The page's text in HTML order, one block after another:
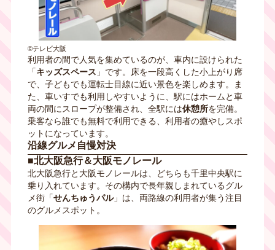
©テレビ大阪
利用者の間で人気を集めているのが、車内に設けられた
「キッズスペース 」です。床を一段高くした小上がり席
で、子どもでも運転士目線に近い景色を楽しめます。ま
た、車いすでも利用しやすいように、駅にはホームと車
両の間にスロープが整備され、全駅には休憩所を完備。
乗客なら誰でも無料で利用できる、利用者の癒やしスポ
ットになっています。
沿線グルメ自慢対決
■北大阪急行＆大阪モノレール
北大阪急行と大阪モノレールは、どちらも千里中央駅に
乗り入れています。その構内で長年親しまれているグル
メ街「せんちゅうパル」は、両路線の利用者が集う注目
のグルメスポット。